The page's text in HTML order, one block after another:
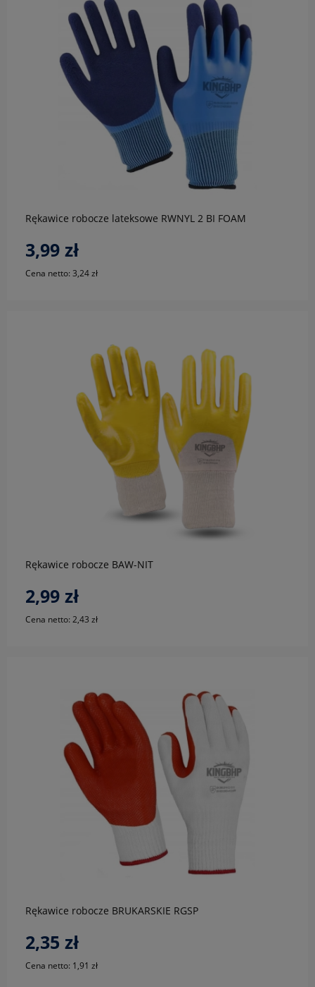
Rękawice robocze lateksowe RWNYL 2 BI FOAM
3,99 zł
Cena netto: 3,24 zł
do koszyka
Rękawice robocze BAW-NIT
2,99 zł
Cena netto: 2,43 zł
do koszyka
Rękawice robocze BRUKARSKIE RGSP
2,35 zł
Cena netto: 1,91 zł
do koszyka